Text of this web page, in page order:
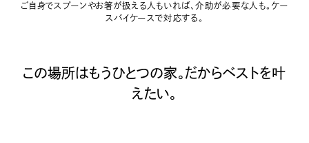
ご自身でスプーンやお箸が扱える人もいれば、介助が必要な人も。ケー
スバイケースで対応する。
この場所はもうひとつの家。だからベストを叶
えたい。